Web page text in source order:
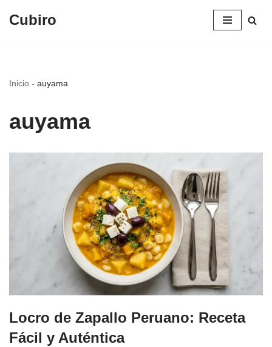
Cubiro
Inicio - auyama
auyama
Locro de Zapallo Peruano: Receta
Fácil y Auténtica